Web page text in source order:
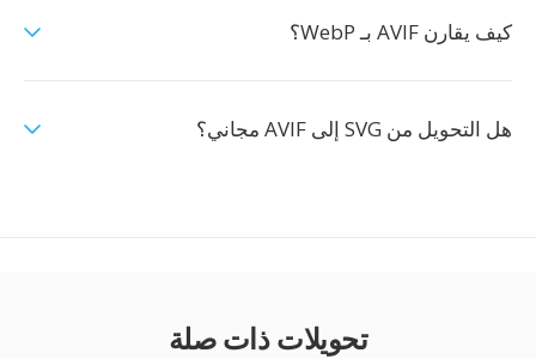
كيف يقارن AVIF بـ WebP؟
هل التحويل من SVG إلى AVIF مجاني؟
تحويلات ذات صلة